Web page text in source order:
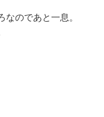
のであと一息。